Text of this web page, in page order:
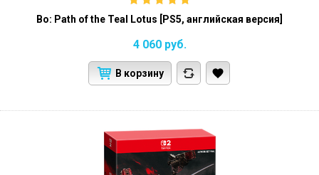
Bo: Path of the Teal Lotus [PS5, английская версия]
4 060 руб.
В корзину